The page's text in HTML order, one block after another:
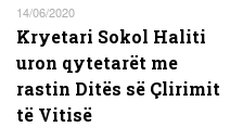
14/06/2020
Kryetari Sokol Haliti
uron qytetarët me
rastin Ditës së Çlirimit
të Vitisë